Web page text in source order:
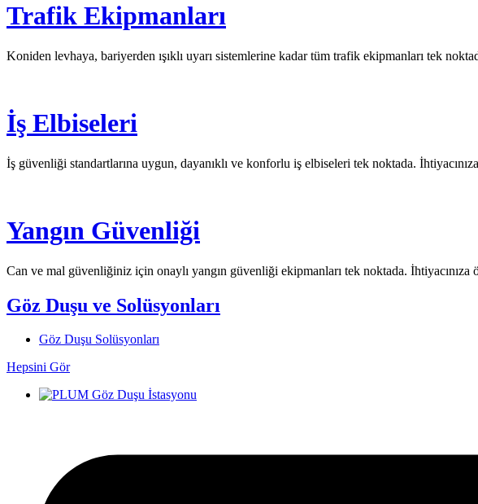
Trafik Ekipmanları
Koniden levhaya, bariyerden ışıklı uyarı sistemlerine kadar tüm trafik ekipmanları tek
İş Elbiseleri
İş güvenliği standartlarına uygun, dayanıklı ve konforlu iş elbiseleri tek noktada.
Yangın Güvenliği
Can ve mal güvenliğiniz için onaylı yangın güvenliği ekipmanları tek noktada.
Göz Duşu ve Solüsyonları
Göz Duşu Solüsyonları
Hepsini Gör